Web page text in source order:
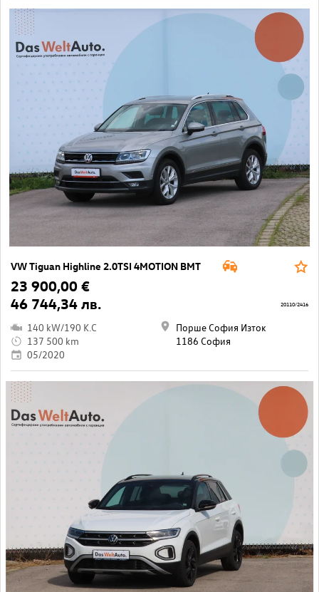
VW Tiguan Highline 2.0TSI 4MOTION BMT
23 900,00 €
46 744,34 лв.
140 kW/190 K.C
137 500 km
05/2020
Порше София Изток
1186 София
20110/2416